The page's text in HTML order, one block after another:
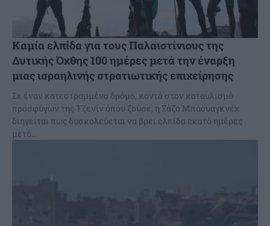
Καμία ελπίδα για τους Παλαιστίνιους της
Δυτικής Όχθης 100 ημέρες μετά την έναρξη
μιας ισραηλινής στρατιωτικής επιχείρησης
Σε έναν κατεστραμμένο δρόμο, κοντά στον καταυλισμό
προσφύγων της Τζενίν όπου ζούσε, η Σάζα Μπαουαγκνέχ
διηγείται πως δυσκολεύεται να βρει ελπίδα εκατό ημέρες
μετά...